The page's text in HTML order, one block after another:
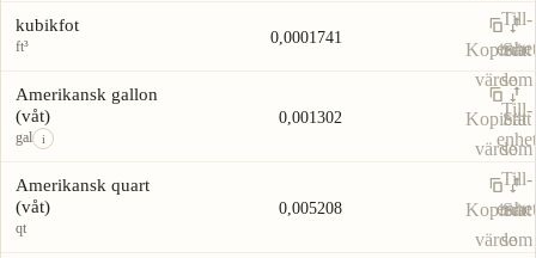
Till-
enhet
kubikfot
ft³ 0,0001741
Kopiera
värde
Sätt
som
Till-
enhet
Amerikansk gallon
(våt)
gal i
0,001302
Kopiera
värde
Sätt
som
Till-
enhet
Amerikansk quart
(våt)
qt
0,005208
Kopiera
värde
Sätt
som